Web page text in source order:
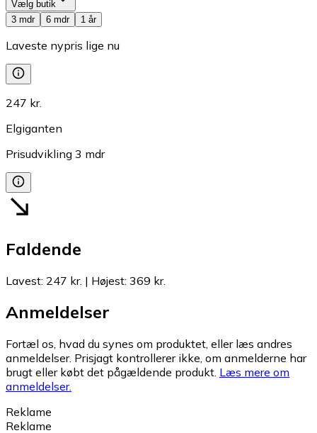
Vælg butik
3 mdr
6 mdr 1 år
Laveste nypris lige nu
247 kr.
Elgiganten
Prisudvikling 3 mdr
Faldende
Lavest: 247 kr. | Højest: 369 kr.
Anmeldelser
Fortæl os, hvad du synes om produktet, eller læs andres
anmeldelser. Prisjagt kontrollerer ikke, om anmelderne har
brugt eller købt det pågældende produkt. Læs mere om
anmeldelser.
Reklame
Reklame